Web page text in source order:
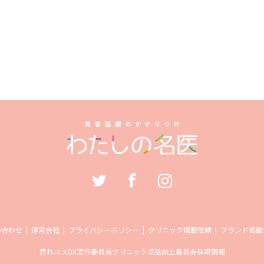
わせ 運営会社 プライバシーポリシー クリニック掲載依頼 ブランド掲
売れコスDX実行委員長クリニック収益向上委員会採用情報